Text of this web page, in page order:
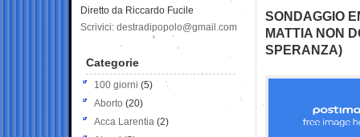
SONDAGGIO
MATTIA NON
SPERANZA)
Diretto da Riccardo Fucile
Scrivici: destradipopolo@gmail.com
Categorie
100 giorni (5)
Aborto (20)
Acca Larentia (2)